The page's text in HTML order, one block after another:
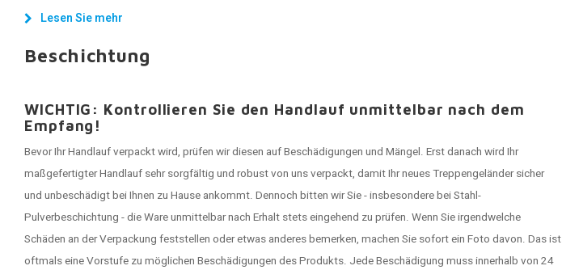
Lesen Sie mehr
Beschichtung
WICHTIG: Kontrollieren Sie den Handlauf unmittelbar nach dem
Empfang!
Bevor Ihr Handlauf verpackt wird, prüfen wir diesen auf Beschädigungen und Mängel. Erst danach wird Ihr
maßgefertigter Handlauf sehr sorgfältig und robust von uns verpackt, damit Ihr neues Treppengeländer sicher
und unbeschädigt bei Ihnen zu Hause ankommt. Dennoch bitten wir Sie - insbesondere bei Stahl-
Pulverbeschichtung - die Ware unmittelbar nach Erhalt stets eingehend zu prüfen. Wenn Sie irgendwelche
Schäden an der Verpackung feststellen oder etwas anderes bemerken, machen Sie sofort ein Foto davon. Das ist
oftmals eine Vorstufe zu möglichen Beschädigungen des Produkts. Jede Beschädigung muss innerhalb von 24